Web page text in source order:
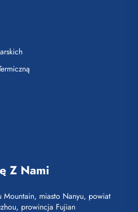
Z Nami
Mountain, miasto Nanyu, powiat
prowincja Fujian